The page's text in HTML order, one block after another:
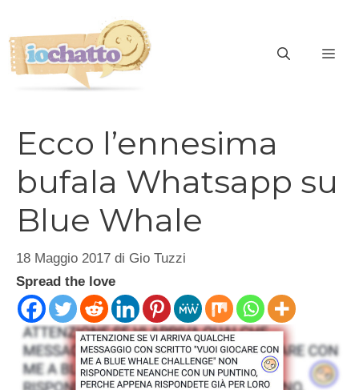
contenuto
Ecco l’ennesima
bufala Whatsapp su
Blue Whale
18 Maggio 2017 di Gio Tuzzi
Spread the love